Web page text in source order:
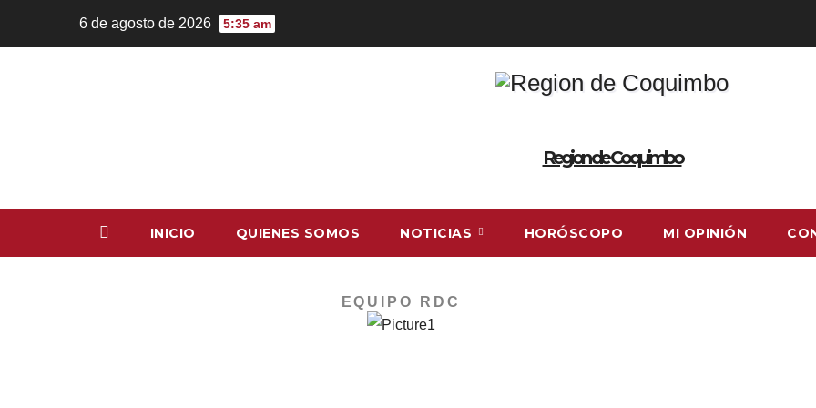
6 de agosto de 2026 5:35 am
Region de Coquimbo
INICIO QUIENES SOMOS NOTICIAS HORÓSCOPO MI OPINIÓN
EQUIPO RDC